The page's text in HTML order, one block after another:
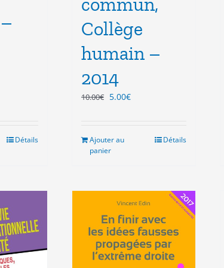
Détails
Collège
humain –
2014
10.00€ Le
10.00€.
5.00€Le
Ajouter au
panier
Détails